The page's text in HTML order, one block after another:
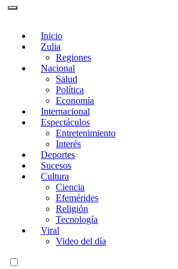
Inicio
Zulia
Regiones
Nacional
Salud
Política
Economía
Internacional
Espectáculos
Entretenimiento
Interés
Deportes
Sucesos
Cultura
Ciencia
Efemérides
Religión
Tecnología
Viral
Video del día